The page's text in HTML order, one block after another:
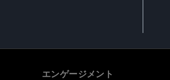
エンゲージメント